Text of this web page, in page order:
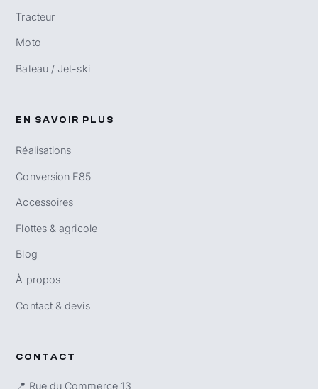
Tracteur
Moto
Bateau / Jet-ski
EN SAVOIR PLUS
Réalisations
Conversion E85
Accessoires
Flottes & agricole
Blog
À propos
Contact & devis
CONTACT
📍 Rue du Commerce 13